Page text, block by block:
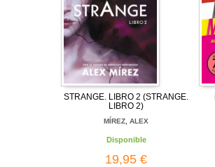
STRANGE. LIBRO 2 (STRANGE.
LIBRO 2)
MÍREZ, ALEX
Disponible
19,95 €